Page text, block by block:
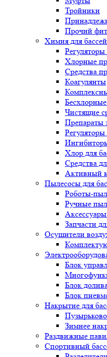
Тройники
Прочий
Химия для
Хлорные
Средства
Коагулянты
Чистящие
Препараты
Хлор для
Средства
Активный
Пылесосы для
Роботы-
Ручные
Запчасти
Осушители
Блок
Блок
Блок
Накрытие для
Зимнее
Раздвижные
Спортивный